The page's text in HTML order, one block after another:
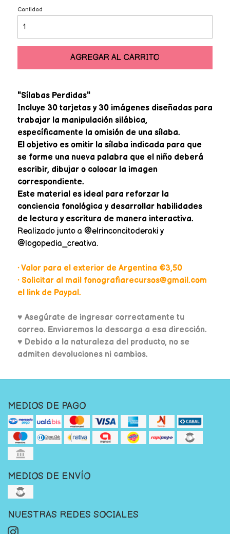
Cantidad
AGREGAR AL CARRITO
"Sílabas Perdidas"
Incluye 30 tarjetas y 30 imágenes diseñadas para
trabajar la manipulación silábica,
específicamente la omisión de una sílaba.
El objetivo es omitir la sílaba indicada para que
se forme una nueva palabra que el niño deberá
escribir, dibujar o colocar la imagen
correspondiente.
Este material es ideal para reforzar la
conciencia fonológica y desarrollar habilidades
de lectura y escritura de manera interactiva.
Realizado junto a @elrinconcitoderaki y
@logopedia_creativa.
• Valor para el exterior de Argentina €3,50
• Solicitar al mail fonografiarecursos@gmail.com
el link de Paypal.
♥ Asegúrate de ingresar correctamente tu
correo. Enviaremos la descarga a esa dirección.
♥ Debido a la naturaleza del producto, no se
admiten devoluciones ni cambios.
MEDIOS DE PAGO
MEDIOS DE ENVÍO
NUESTRAS REDES SOCIALES